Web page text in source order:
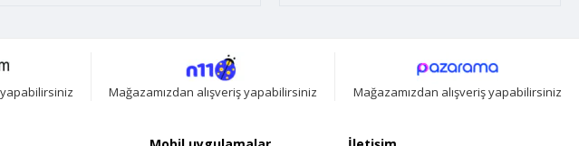
yapabilirsiniz Mağazamızdan alışveriş yapabilirsiniz Mağazamızdan alışveriş yapabilirsiniz